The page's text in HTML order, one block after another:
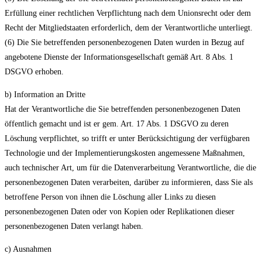
Erfüllung einer rechtlichen Verpflichtung nach dem Unionsrecht oder dem
Recht der Mitgliedstaaten erforderlich, dem der Verantwortliche unterliegt.
(6) Die Sie betreffenden personenbezogenen Daten wurden in Bezug auf
angebotene Dienste der Informationsgesellschaft gemäß Art. 8 Abs. 1
DSGVO erhoben.
b) Information an Dritte
Hat der Verantwortliche die Sie betreffenden personenbezogenen Daten
öffentlich gemacht und ist er gem. Art. 17 Abs. 1 DSGVO zu deren
Löschung verpflichtet, so trifft er unter Berücksichtigung der verfügbaren
Technologie und der Implementierungskosten angemessene Maßnahmen,
auch technischer Art, um für die Datenverarbeitung Verantwortliche, die die
personenbezogenen Daten verarbeiten, darüber zu informieren, dass Sie als
betroffene Person von ihnen die Löschung aller Links zu diesen
personenbezogenen Daten oder von Kopien oder Replikationen dieser
personenbezogenen Daten verlangt haben.
c) Ausnahmen